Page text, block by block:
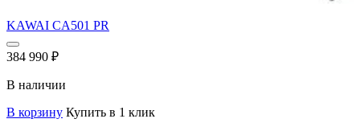
KAWAI CA501 PR
384 990 ₽
В наличии
В корзину Купить в 1 клик